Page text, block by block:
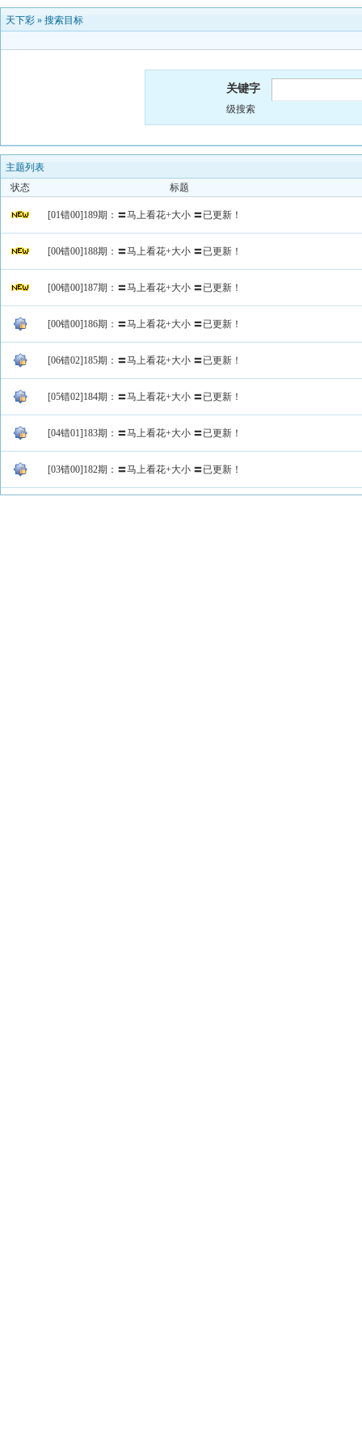
天下彩 » 搜索目标
关键字
级搜索
主题列表
状态
标题
[01错00]189期：〓马上看花+大小 〓已更新！
[00错00]188期：〓马上看花+大小 〓已更新！
[00错00]187期：〓马上看花+大小 〓已更新！
[00错00]186期：〓马上看花+大小 〓已更新！
[06错02]185期：〓马上看花+大小 〓已更新！
[05错02]184期：〓马上看花+大小 〓已更新！
[04错01]183期：〓马上看花+大小 〓已更新！
[03错00]182期：〓马上看花+大小 〓已更新！